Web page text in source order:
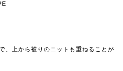
、上から被りのニットも重ねることが